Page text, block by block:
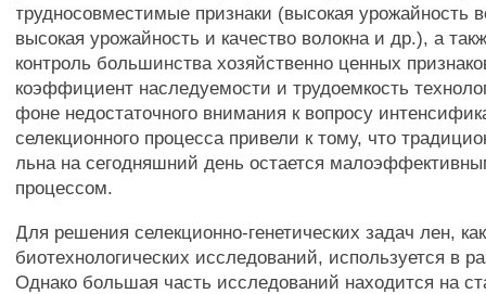
трудносовместимые признаки (высокая урожайность
высокая урожайность и качество волокна и др.), а
контроль большинства хозяйственно ценных
коэффициент наследуемости и трудоемкость
фоне недостаточного внимания к вопросу
селекционного процесса привели к тому, что
льна на сегодняшний день остается
процессом.
Для решения селекционно-генетических задач лен,
биотехнологических исследований, используется в
Однако большая часть исследований находится на